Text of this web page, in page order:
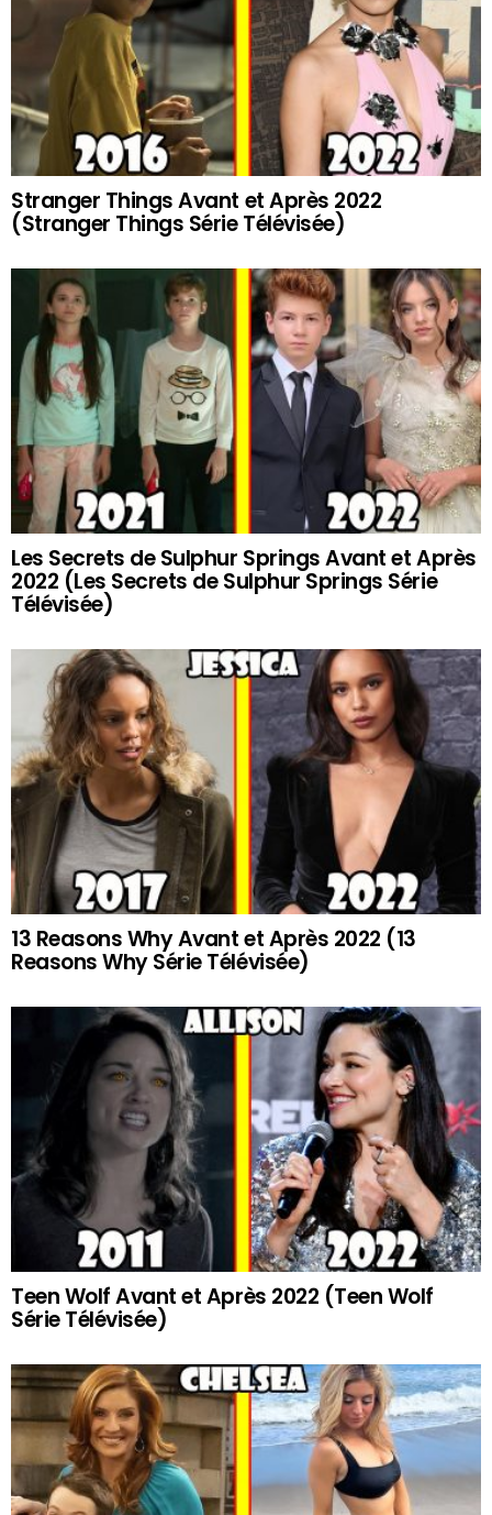
Stranger Things Avant et Après 2022
(Stranger Things Série Télévisée)
Les Secrets de Sulphur Springs Avant et Après
2022 (Les Secrets de Sulphur Springs Série
Télévisée)
13 Reasons Why Avant et Après 2022 (13
Reasons Why Série Télévisée)
Teen Wolf Avant et Après 2022 (Teen Wolf
Série Télévisée)